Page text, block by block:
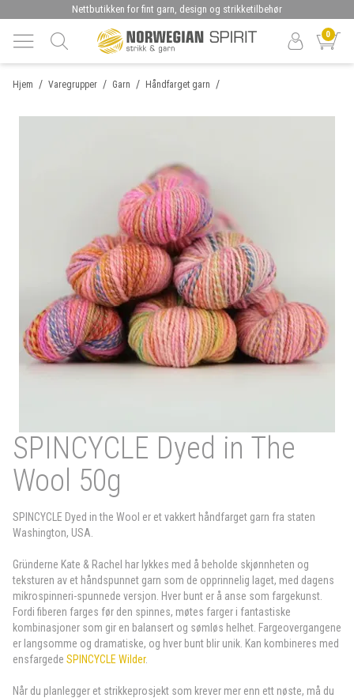
Nettbutikken for fint garn, design og strikketilbehør
0
/
Hjem /
Varegrupper /
Garn /
Håndfarget garn
SPINCYCLE Dyed in The
Wool 50g
SPINCYCLE Dyed in the Wool er et vakkert håndfarget garn fra staten
Washington, USA.
Gründerne Kate & Rachel har lykkes med å beholde skjønnheten og
teksturen av et håndspunnet garn som de opprinnelig laget, med dagens
mikrospinneri-spunnede versjon. Hver bunt er å anse som fargekunst.
Fordi fiberen farges før den spinnes, møtes farger i fantastiske
kombinasjoner som gir en balansert og sømløs helhet. Fargeovergangene
er langsomme og dramatiske, og hver bunt blir unik. Kan kombineres med
ensfargede SPINCYCLE Wilder.
Når du planlegger et strikkeprosjekt som krever mer enn ett nøste, må du